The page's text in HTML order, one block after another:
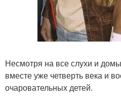
Несмотря на все слухи и
вместе уже четверть века и
очаровательных детей.